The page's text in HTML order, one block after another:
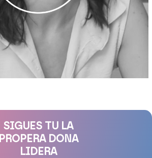
SIGUES TU LA
PROPERA DONA
LIDERA